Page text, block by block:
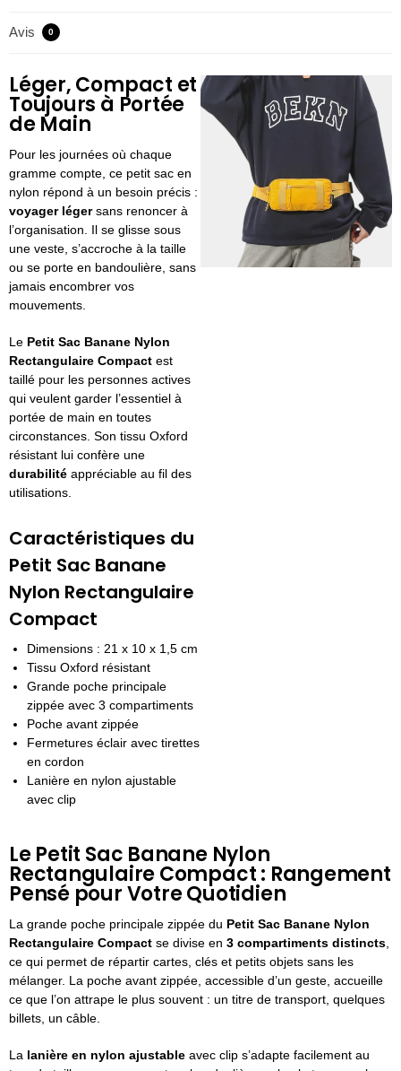
Avis 0
Léger, Compact et
Toujours à Portée
de Main
Pour les journées où chaque
gramme compte, ce petit sac en
nylon répond à un besoin précis :
voyager légersans renoncer à
l’organisation. Il se glisse sous
une veste, s’accroche à la taille
ou se porte en bandoulière, sans
jamais encombrer vos
mouvements.
Le Petit Sac Banane Nylon
Rectangulaire Compact est
taillé pour les personnes actives
qui veulent garder l’essentiel à
portée de main en toutes
circonstances. Son tissu Oxford
résistant lui confère une
durabilité appréciable au fil des
utilisations.
Caractéristiques du
Petit Sac Banane
Nylon Rectangulaire
Compact
Dimensions : 21 x 10 x 1,5 cm
Tissu Oxford résistant
Grande poche principale
zippée avec 3 compartiments
Poche avant zippée
Fermetures éclair avec tirettes
en cordon
Lanière en nylon ajustable
avec clip
Le Petit Sac Banane Nylon
Rectangulaire Compact : Rangement
Pensé pour Votre Quotidien
La grande poche principale zippée du Petit Sac Banane Nylon
Rectangulaire Compact se divise en 3 compartiments distincts,
ce qui permet de répartir cartes, clés et petits objets sans les
mélanger. La poche avant zippée, accessible d’un geste, accueille
ce que l’on attrape le plus souvent : un titre de transport, quelques
billets, un câble.
La lanière en nylon ajustable avec clip s’adapte facilement au